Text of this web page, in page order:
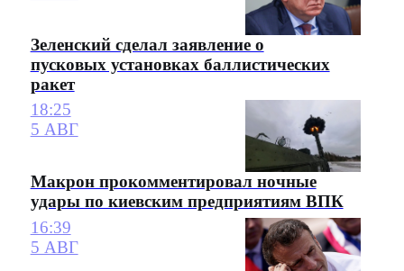
Зеленский сделал заявление о
пусковых установках баллистических
ракет
18:25
5 АВГ
Макрон прокомментировал ночные
удары по киевским предприятиям ВПК
16:39
5 АВГ